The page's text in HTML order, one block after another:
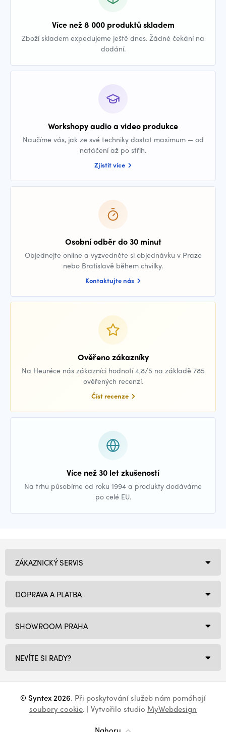
Více než 8 000 produktů skladem
Zboží skladem expedujeme ještě dnes. Žádné čekání na
dodání.
Workshopy audio a video produkce
Naučíme vás, jak ze své techniky dostat maximum — od
natáčení až po střih.
Zjistit více
Osobní odběr do 30 minut
Objednejte online a vyzvedněte si objednávku v Praze
nebo Bratislavě během chvilky.
Kontaktujte nás
Ověřeno zákazníky
Na Heuréce nás zákazníci hodnotí 4,8/5 na základě 785
ověřených recenzí.
Číst recenze
Více než 30 let zkušeností
Na trhu působíme od roku 1994 a produkty dodáváme
po celé EU.
SHOWROOM PRAHA
NEVÍTE SI RADY?
ZÁKAZNICKÝ SERVIS
DOPRAVA A PLATBA
© Syntex 2026. Při poskytování služeb nám pomáhají
soubory cookie. | Vytvořilo studio MyWebdesign